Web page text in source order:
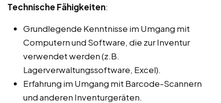
Technische Fähigkeiten:
Grundlegende Kenntnisse im Umgang mit
Computern und Software, die zur Inventur
verwendet werden (z.B.
Lagerverwaltungssoftware, Excel).
Erfahrung im Umgang mit Barcode-Scannern
und anderen Inventurgeräten.